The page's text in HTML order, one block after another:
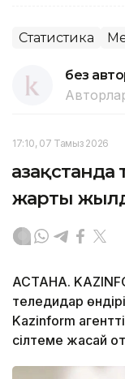
Статистика
без
17:10, 07 Тамыз 2026
жарты
АСТАНА.
теледидар
Kazinform
сілтеме жасай